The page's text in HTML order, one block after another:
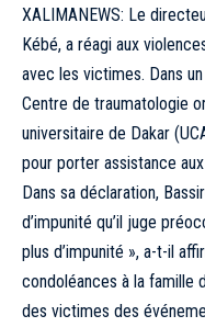
XALIMANEWS: Le
Kébé, a réagi aux
avec les victimes. Dans
Centre de traumatologie
universitaire de Dakar
pour porter assistance
Dans sa déclaration,
d’impunité qu’il juge
plus d’impunité », a-t-il
condoléances à la famille
des victimes des